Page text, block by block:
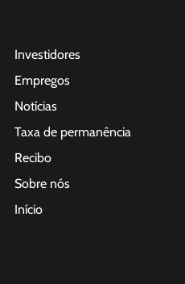
Investidores
Empregos
Notícias
Taxa de permanência
Recibo
Sobre nós
Início